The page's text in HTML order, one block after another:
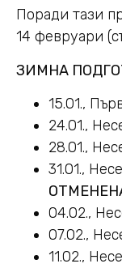
Поради тази
14 февруари
ЗИМНА
15.01.,
24.01.,
28.01.,
31.01.,
04.02.,
07.02.,
11.02.,